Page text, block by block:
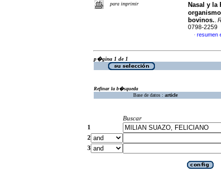
para imprimir
Nasal y la
bovinos..
0798-2259
· resumen
p�gina 1 de 1
Refinar la b�squeda
Base de datos : article
Buscar
1
2
3